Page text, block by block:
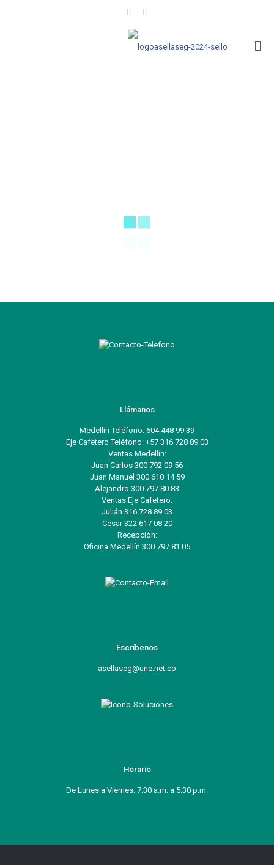
Llámanos
Medellín Teléfono: 604 448 99 39
Eje Cafetero Teléfono: +57 316 728 89 03
Ventas Medellín:
Juan Carlos 300 792 09 56
Juan Manuel 300 610 14 59
Alejandro 300 797 80 83
Ventas Eje Cafetero:
Julián 316 728 89 03
Cesar 322 617 08 20
Recepción:
Oficina Medellín 300 797 81 05
Escríbenos
asellaseg@une.net.co
Horario
De Lunes a Viernes: 7:30 a.m. a 5:30 p.m.